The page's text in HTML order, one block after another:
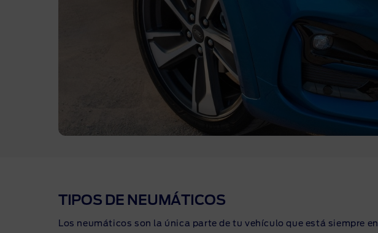
TIPOS DE NEUMÁTICOS
Los neumáticos son la única parte de tu vehículo que está siempre en